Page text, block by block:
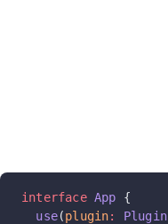
interface App {
  use
(plugin: Plugin